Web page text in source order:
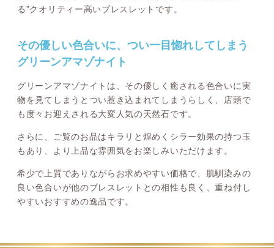
る”クオリティー高いブレスレットです。
その優しい色合いに、つい一目惚れしてしまう
グリーンアマゾナイト
グリーンアマゾナイトは、その優しく癒される色合いに実
物を見てしまうとつい惹き込まれてしまうらしく、店頭で
も度々お迎えされる大変人気の天然石です。
さらに、ご覧のお品はキラリと煌めくシラー効果の持つ玉
もあり、より上品な雰囲気をお楽しみいただけます。
希少で上質でありながらお求めやすい価格で、肌馴染みの
良い色合いが他のブレスレットとの相性も良く、重ね付し
やすいおすすめの逸品です。